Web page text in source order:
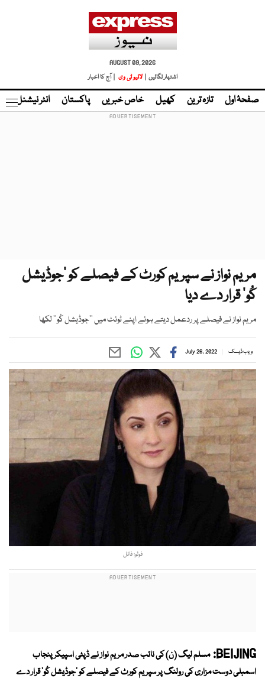
AUGUST 09, 2026
اشتہار لگائیں |
لائیو ٹی وی | آج کا اخبار
صفحۂ اول تازہ ترین کھیل خاص خبریں پاکستان انٹر نیشنل
مریم نواز نے سپریم کورٹ کے فیصلے کو ’جوڈیشل
کُو‘ قرار دے دیا
مریم نواز نے فیصلے پر ردعمل دیتے ہوئے اپنے ٹوئٹ میں ’’جوڈیشل کُو‘‘ لکھا
ویب ڈیسک July 26, 2022
فوٹو: فائل
BEIJING: مسلم لیگ (ن) کی نائب صدر مریم نواز نے ڈپٹی اسپیکر پنجاب
اسمبلی دوست مزاری کی رولنگ پر سپریم کورٹ کے فیصلے کو 'جوڈیشل کُو' قرار دے